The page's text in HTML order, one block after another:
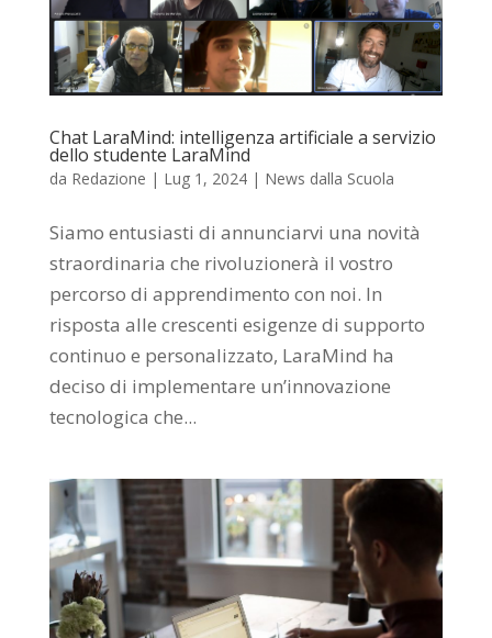
Chat LaraMind: intelligenza artificiale a servizio
dello studente LaraMind
da Redazione | Lug 1, 2024| News dalla Scuola
Siamo entusiasti di annunciarvi una novità
straordinaria che rivoluzionerà il vostro
percorso di apprendimento con noi. In
risposta alle crescenti esigenze di supporto
continuo e personalizzato, LaraMind ha
deciso di implementare un’innovazione
tecnologica che...